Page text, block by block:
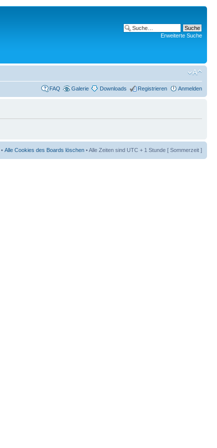
Erweiterte Suche
FAQ Galerie Downloads Registrieren Anmelden
• Alle Cookies des Boards löschen • Alle Zeiten sind UTC + 1 Stunde [ Sommerzeit ]